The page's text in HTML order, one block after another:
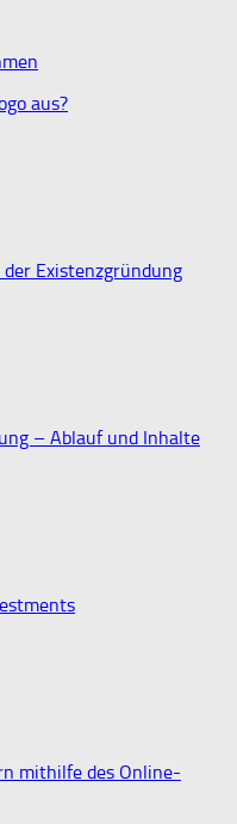
aus?
Existenzgründung
– Ablauf und Inhalte
mithilfe des Online-